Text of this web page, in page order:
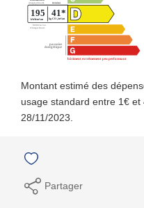
Montant estimé des
usage standard entre 1€
28/11/2023.
Partager